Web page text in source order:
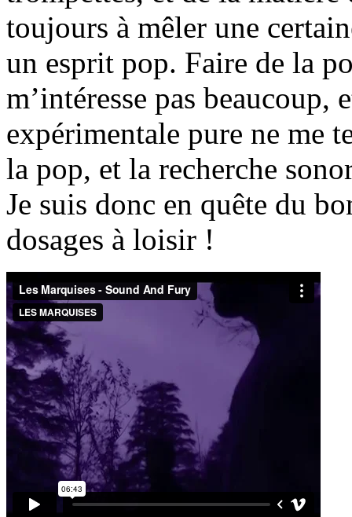
toujours à mêler une
un esprit pop. Faire de la
m’intéresse pas beaucoup,
expérimentale pure ne me
la pop, et la recherche
Je suis donc en quête du
dosages à loisir !